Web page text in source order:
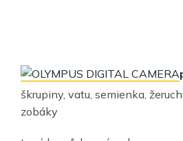
škrupiny, vatu, semienka,
zobáky